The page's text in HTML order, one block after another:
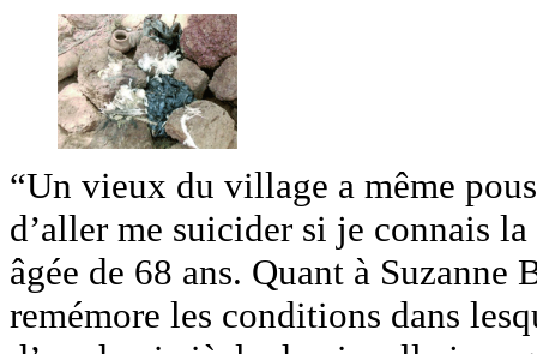
“Un vieux du village a même
d’aller me suicider si je connais
âgée de 68 ans. Quant à
remémore les conditions dans